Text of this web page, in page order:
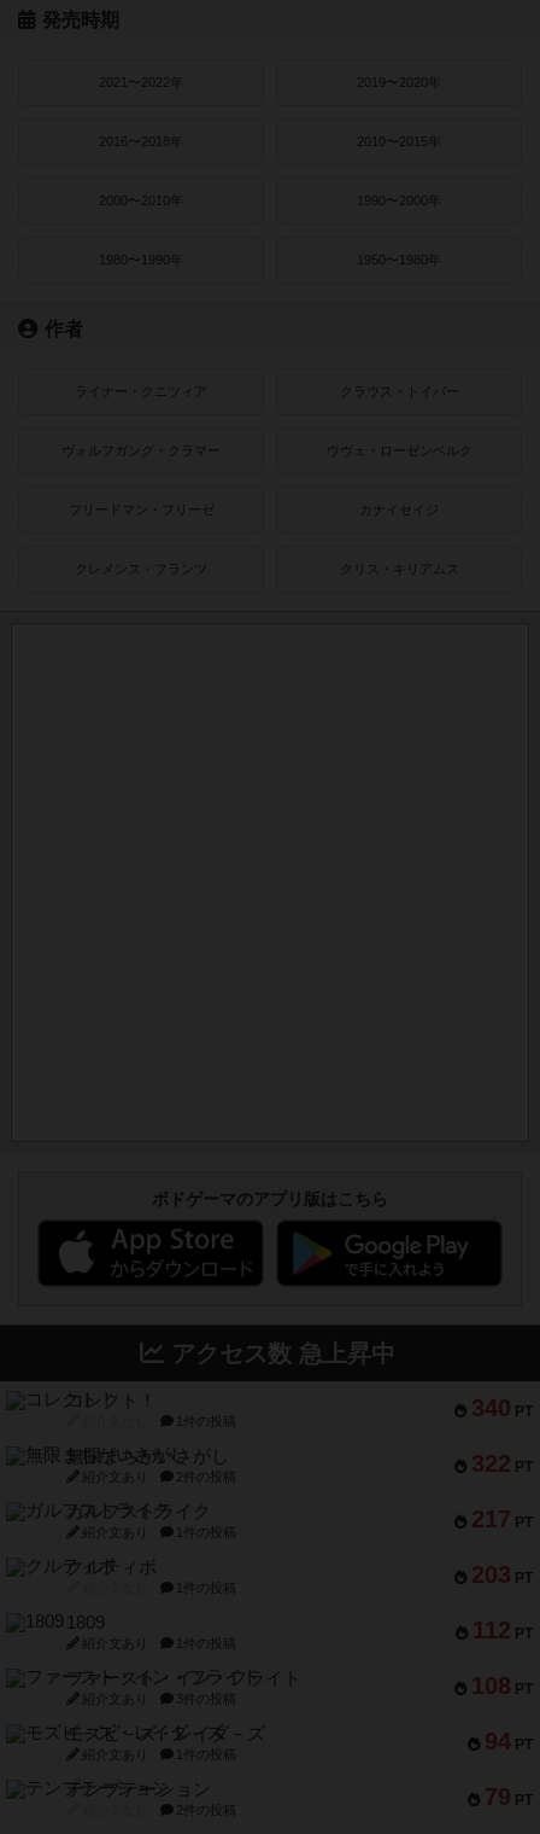
発売時期
2021〜2022年 2019〜2020年
2016〜2018年 2010〜2015年
2000〜2010年 1990〜2000年
1980〜1990年 1950〜1980年
作者
ライナー・クニツィア クラウス・トイバー
ヴォルフガング・クラマー ウヴェ・ローゼンベルク
フリードマン・フリーゼ カナイセイジ
クレメンス・フランツ クリス・キリアムス
ボドゲーマのアプリ版はこちら
アクセス数 急上昇中
340 PT
コレクト！
1件の投稿
322 PT
無限まちがいさがし
紹介文あり 2件の投稿
217 PT
ガルフストライク
紹介文あり 1件の投稿
203 PT
クルティボ
1件の投稿
112 PT
1809
紹介文あり 1件の投稿
108 PT
ファースト・イン・フライト
紹介文あり 3件の投稿
94 PT
モズビ－ズ・レイダ－ズ
紹介文あり 1件の投稿
79 PT
テンプテーション
2件の投稿